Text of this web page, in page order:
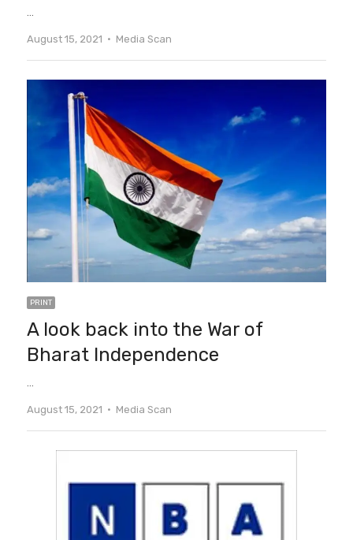
…
August 15, 2021 Author
Media Scan
PRINT
A look back into the War of
Bharat Independence
…
August 15, 2021 Author
Media Scan